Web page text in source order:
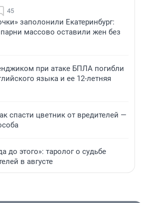
45
заполонили Екатеринбург:
массово оставили жен без
при атаке БПЛА погибли
языка и ее 12-летняя
спасти цветник от вредителей —
до этого»: таролог о судьбе
в августе